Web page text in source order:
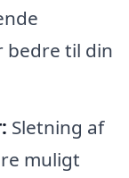
bedre til din
Sletning af
muligt